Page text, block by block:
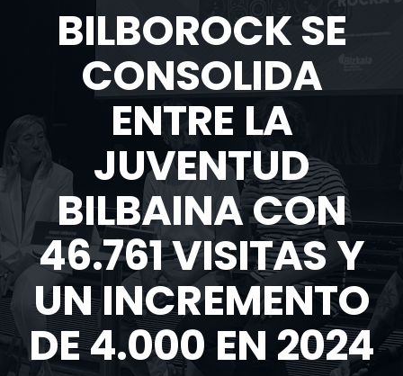
BILBOROCK SE
CONSOLIDA
ENTRE LA
JUVENTUD
BILBAINA CON
46.761 VISITAS Y
UN INCREMENTO
DE 4.000 EN 2024